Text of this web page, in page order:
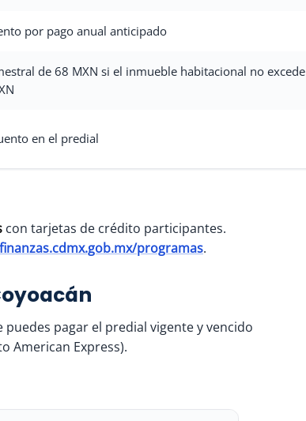
por pago anual anticipado
de 68 MXN si el inmueble habitacional no excede
en el predial
con tarjetas de crédito participantes.
finanzas.cdmx.gob.mx/programas.
puedes pagar el predial vigente y vencido
American Express).